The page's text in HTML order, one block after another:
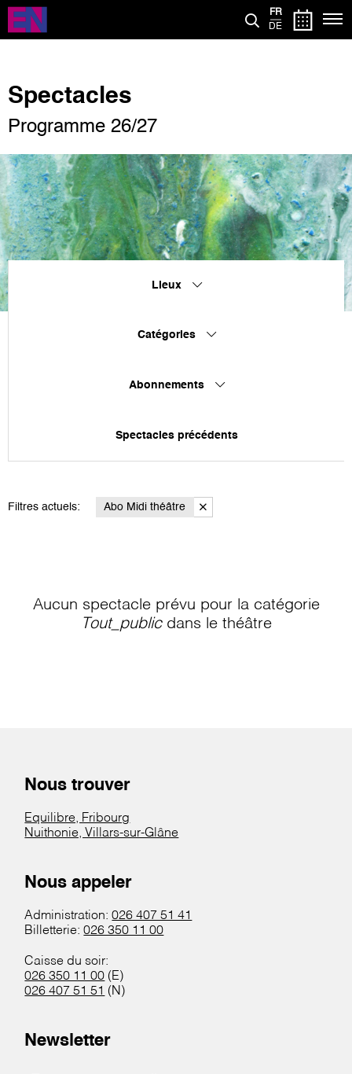
Aller
contenu
FR
DE
Spectacles
Programme 26/27
Lieux
Catégories
Abonnements
Spectacles précédents
Filtres actuels: Abo Midi théâtre
Aucun spectacle prévu pour la catégorie
Tout_publicdans le théâtre
Nous trouver
Equilibre, Fribourg
Nuithonie, Villars-sur-Glâne
Nous appeler
Administration:026 407 51 41
Billetterie:026 350 11 00
Caisse du soir:
026 350 11 00 (E)
026 407 51 51 (N)
Newsletter